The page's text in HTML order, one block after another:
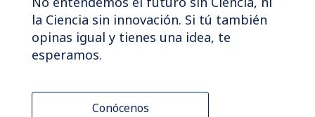
la Ciencia sin innovación. Si tú también
opinas igual y tienes una idea, te
esperamos.
Conócenos